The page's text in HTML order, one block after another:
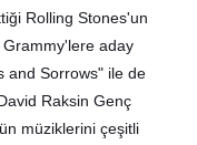
Rolling Stones'un
Grammy'lere aday
and Sorrows" ile de
Raksin Genç
müziklerini çeşitli